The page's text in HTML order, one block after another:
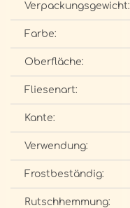
Verpackungsgewicht:
Farbe:
Oberfläche:
Fliesenart:
Kante:
Verwendung:
Frostbeständig:
Rutschhemmung: